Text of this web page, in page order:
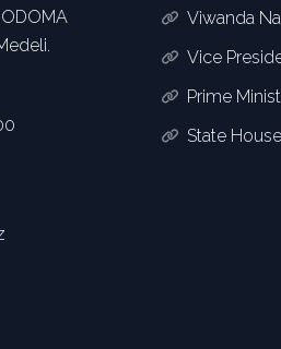
Viwanda
Vice
Prime
State House